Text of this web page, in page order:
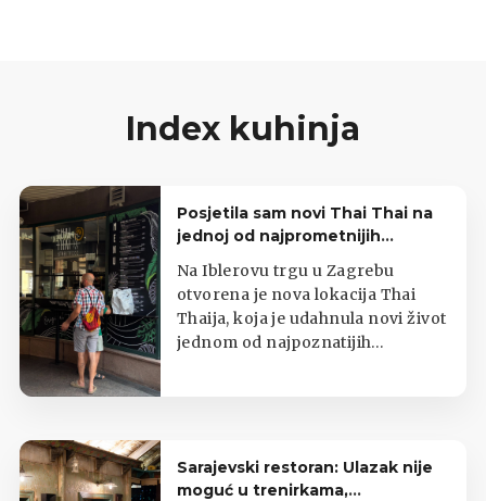
Index kuhinja
Posjetila sam novi Thai Thai na
jednoj od najprometnijih
zagrebačkih lokacija
Na Iblerovu trgu u Zagrebu
otvorena je nova lokacija Thai
Thaija, koja je udahnula novi život
jednom od najpoznatijih
Sarajevski restoran: Ulazak nije
moguć u trenirkama,